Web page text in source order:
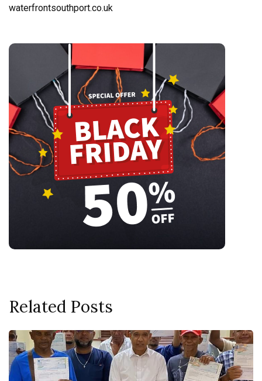
waterfrontsouthport.co.uk
Related Posts